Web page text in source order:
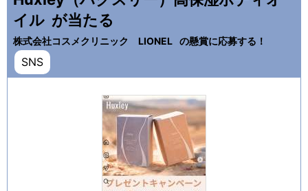
イル が当たる
株式会社コスメクリニック LIONEL の懸賞に応募する！
SNS